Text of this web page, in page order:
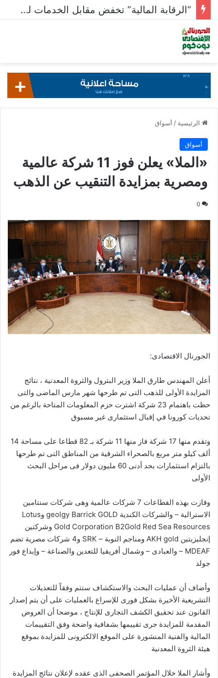
“الرقابة المالية” تخفض مقابل الخدمات للأوراق المالية المستدامة
الرئيسية / أسواق
أسواق
«الملا» يعلن فوز 11 شركة عالمية
ومصرية بمزايدة التنقيب عن الذهب
0
الجورنال الاقتصادى:
أعلن المهندس طارق الملا وزير البترول والثروة المعدنية ، نتائج
المزايدة الأولى للذهب التى تم طرحها شهر مارس الماضى والتى
حظت باهتمام 23 شركة اشترت حزم المعلومات المتاحة بالرغم من
تحديات كورونا في إقبال استثمارى غير مسبوق
وتقدم منها 17 شركة فاز منها 11 شركة بـ 82 قطاعا على مساحة 14
ألف كيلو متر مربع بالصحراء الشرقية من المناطق التى تم طرحها
بالتزام استثمارات بحد أدنى 60 مليون دولار فى مراحل البحث
الأولى
وفازت بهذه القطاعات 7 شركات عالمية وهى شركات سنتامين
الاسترالية – والشركات الكندية geolgy Barrick GOLD وLotus
Gold Corporation B2Gold Red Sea Resources وشركتين
إنجليزيتين AKH gold ومناجم النوبة – SRK و4 شركات مصرية تضم
MDEAF – والعبادى – وشمال أفريقيا للتعدين والصناعة – وإبداع فور
جولد
وأضاف أن عمليات البحث والاستكشاف ستتم وفقاً للتعديلات
التشريعية الأخيرة بشكل فورى للإسراع بالعمليات على أن يتم إصدار
القانون عند تحقيق الكشف التجارى للإنتاج ، موضحا أن العروض
المقدمة للمزايدة جرى تقييمها بشفافية واضحة وفق التقييمات
المالية والفنية المنشورة على الموقع الالكترونى للمزايدة بموقع
هيئة الثروة المعدنية
وأشار الملا خلال المؤتمر الصحفى الذى عقده لإعلان نتائج المزايدة